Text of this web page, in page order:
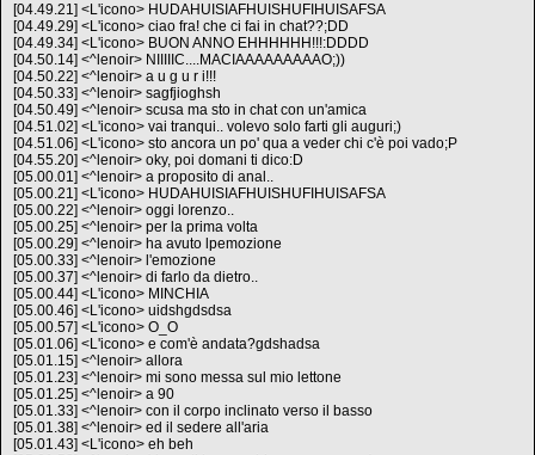
[04.49.21] <L'icono> HUDAHUISIAFHUISHUFIHUISAFSA
[04.49.29] <L'icono> ciao fra! che ci fai in chat??;DD
[04.49.34] <L'icono> BUON ANNO EHHHHHH!!!:DDDD
[04.50.14] <^lenoir> NIIIIIC....MACIAAAAAAAAAO;))
[04.50.22] <^lenoir> a u g u r i!!!
[04.50.33] <^lenoir> sagfjioghsh
[04.50.49] <^lenoir> scusa ma sto in chat con un'amica
[04.51.02] <L'icono> vai tranqui.. volevo solo farti gli auguri;)
[04.51.06] <L'icono> sto ancora un po' qua a veder chi c'è poi vado;P
[04.55.20] <^lenoir> oky, poi domani ti dico:D
[05.00.01] <^lenoir> a proposito di anal..
[05.00.21] <L'icono> HUDAHUISIAFHUISHUFIHUISAFSA
[05.00.22] <^lenoir> oggi lorenzo..
[05.00.25] <^lenoir> per la prima volta
[05.00.29] <^lenoir> ha avuto lpemozione
[05.00.33] <^lenoir> l'emozione
[05.00.37] <^lenoir> di farlo da dietro..
[05.00.44] <L'icono> MINCHIA
[05.00.46] <L'icono> uidshgdsdsa
[05.00.57] <L'icono> O_O
[05.01.06] <L'icono> e com'è andata?gdshadsa
[05.01.15] <^lenoir> allora
[05.01.23] <^lenoir> mi sono messa sul mio lettone
[05.01.25] <^lenoir> a 90
[05.01.33] <^lenoir> con il corpo inclinato verso il basso
[05.01.38] <^lenoir> ed il sedere all'aria
[05.01.43] <L'icono> eh beh